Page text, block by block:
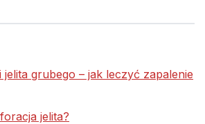
jelita grubego – jak leczyć zapalenie
jelita?